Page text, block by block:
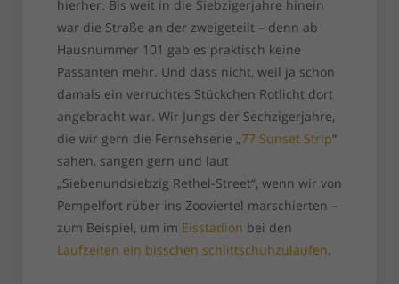
hierher. Bis weit in die Siebzigerjahre hinein
war die Straße an der zweigeteilt – denn ab
Hausnummer 101 gab es praktisch keine
Passanten mehr. Und dass nicht, weil ja schon
damals ein verruchtes Stückchen Rotlicht dort
angebracht war. Wir Jungs der Sechzigerjahre,
die wir gern die Fernsehserie „77 Sunset Strip“
sahen, sangen gern und laut
„Siebenundsiebzig Rethel-Street“, wenn wir von
Pempelfort rüber ins Zooviertel marschierten –
zum Beispiel, um im Eisstadion bei den
Laufzeiten ein bisschen schlittschuhzulaufen.